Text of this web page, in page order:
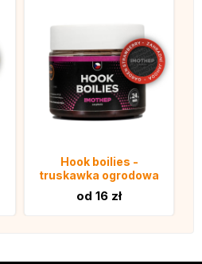
Hook boilies -
truskawka ogrodowa
od 16 zł